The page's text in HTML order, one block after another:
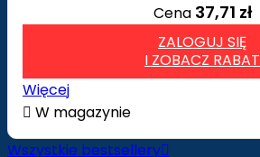
Cena 37,71 zł
ZALOGUJ SIĘ
I ZOBACZ RABAT
Więcej
 W magazynie
Wszystkie bestsellery